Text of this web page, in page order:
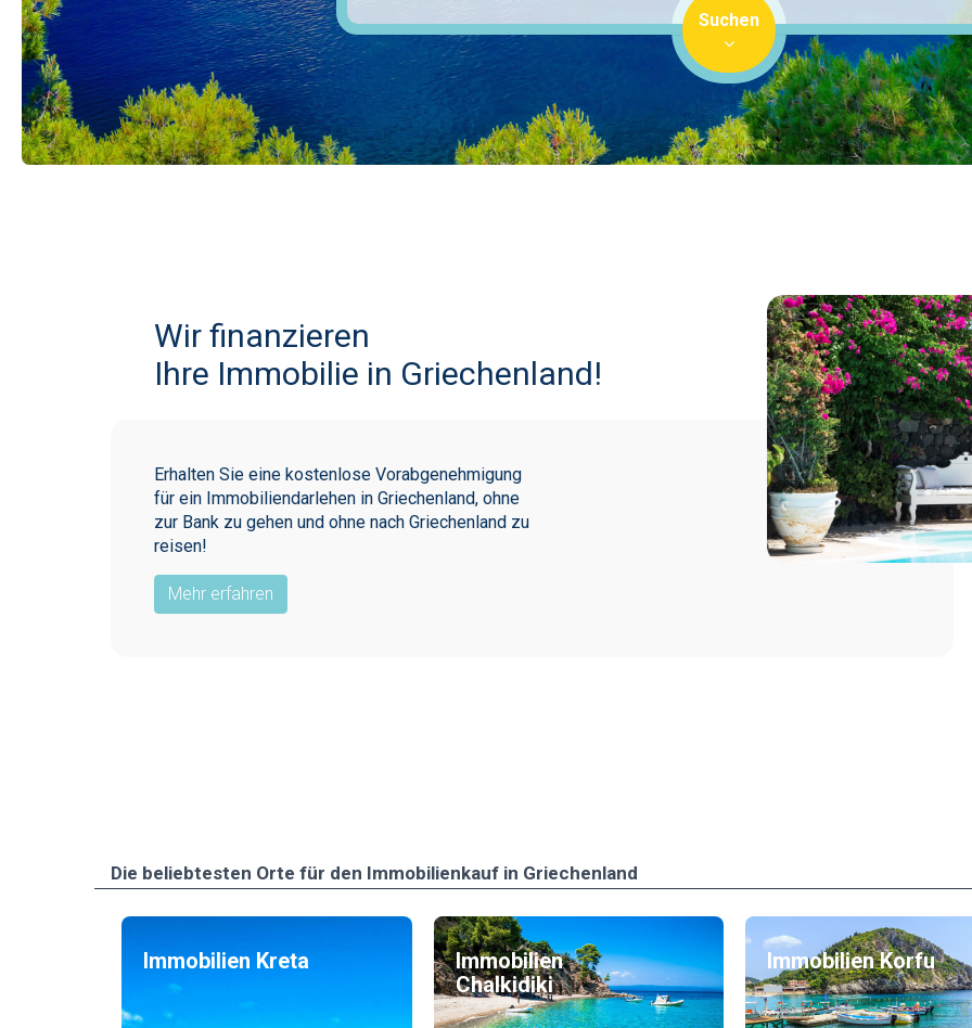
Suchen
Wir finanzieren
Ihre Immobilie in Griechenland!
Erhalten Sie eine kostenlose Vorabgenehmigung
für ein Immobiliendarlehen in Griechenland, ohne
zur Bank zu gehen und ohne nach Griechenland zu
reisen!
Mehr erfahren
Die beliebtesten Οrte für den Immobilienkauf in Griechenland
Immobilien Kreta
Immobilien
Chalkidiki
Immobilien Korfu